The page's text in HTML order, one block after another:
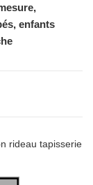
enfants
rideau tapisserie